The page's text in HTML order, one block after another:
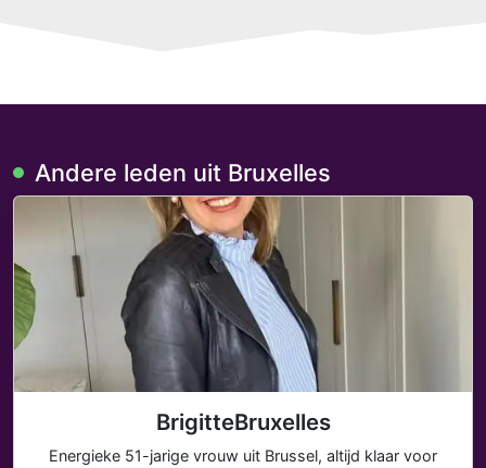
Andere leden uit Bruxelles
BrigitteBruxelles
Energieke 51-jarige vrouw uit Brussel, altijd klaar voor